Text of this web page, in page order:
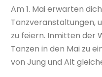
Am 1. Mai erwarten
Tanzveranstaltungen,
zu feiern. Inmitten der
Tanzen in den Mai zu
von Jung und Alt